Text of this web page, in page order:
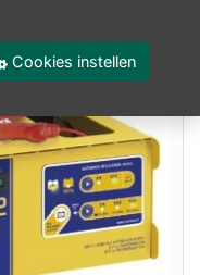
Cookies instellen